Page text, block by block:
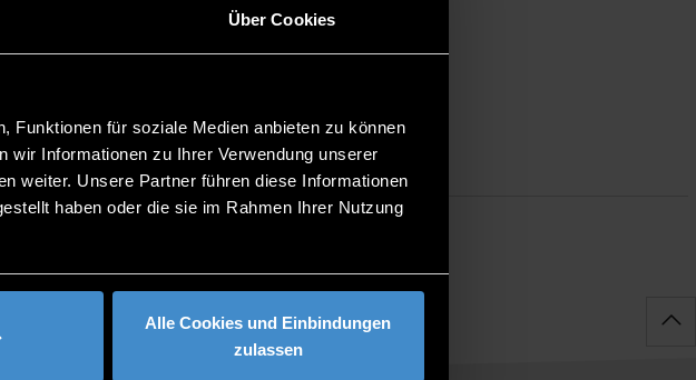
Über Cookies
Funktionen für soziale Medien anbieten zu können
wir Informationen zu Ihrer Verwendung unserer
weiter. Unsere Partner führen diese Informationen
haben oder die sie im Rahmen Ihrer Nutzung
Alle Cookies und Einbindungen
zulassen